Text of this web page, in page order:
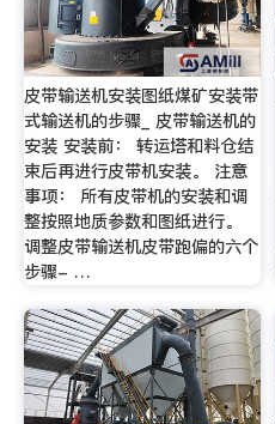
皮带输送机安装图纸煤矿安装带
式输送机的步骤_ 皮带输送机的
安装 安装前： 转运塔和料仓结
束后再进行皮带机安装。 注意
事项： 所有皮带机的安装和调
整按照地质参数和图纸进行。
调整皮带输送机皮带跑偏的六个
步骤- …